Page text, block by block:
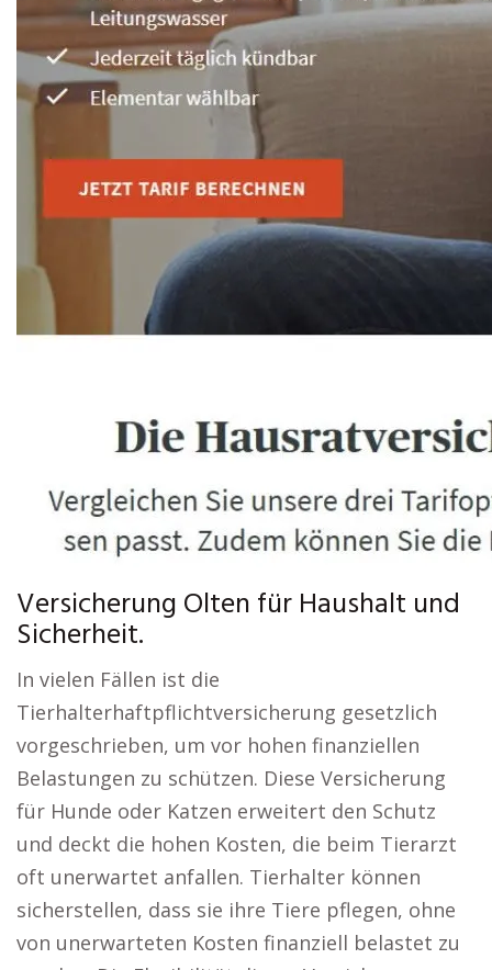
Versicherung Olten für Haushalt und
Sicherheit.
In vielen Fällen ist die
Tierhalterhaftpflichtversicherung gesetzlich
vorgeschrieben, um vor hohen finanziellen
Belastungen zu schützen. Diese Versicherung
für Hunde oder Katzen erweitert den Schutz
und deckt die hohen Kosten, die beim Tierarzt
oft unerwartet anfallen. Tierhalter können
sicherstellen, dass sie ihre Tiere pflegen, ohne
von unerwarteten Kosten finanziell belastet zu